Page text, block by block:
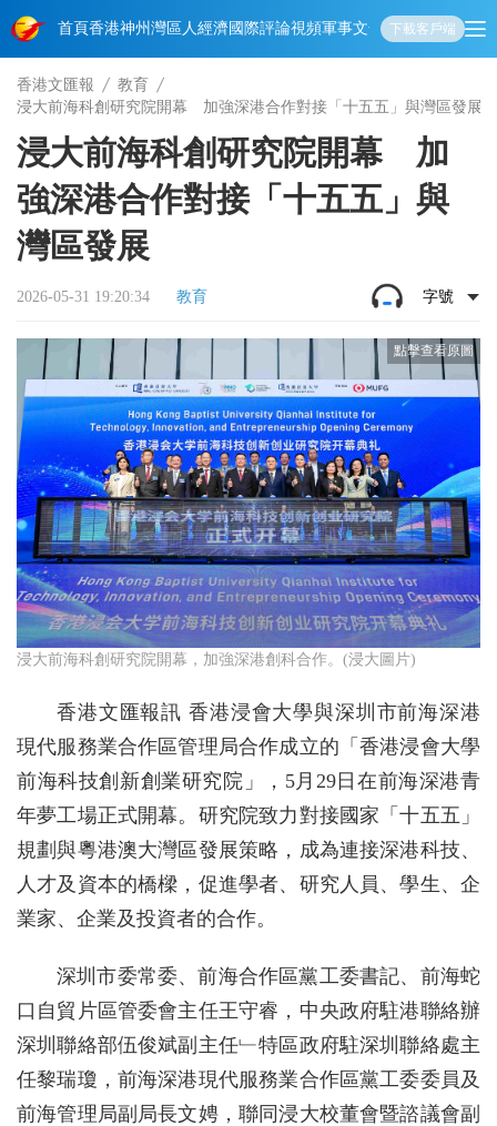
首頁香港神州 灣區人經濟國際評論視頻軍事文化 娛樂生活教育體
下載客戶端
香港文匯報
教育
浸大前海科創研究院開幕 加強深港合作對接「十五五」與灣區發展
浸大前海科創研究院開幕 加
強深港合作對接「十五五」與
灣區發展
2026-05-31 19:20:34 教育 字號
浸大前海科創研究院開幕，加強深港創科合作。(浸大圖片)
香港文匯報訊 香港浸會大學與深圳市前海深港
現代服務業合作區管理局合作成立的「香港浸會大學
前海科技創新創業研究院」，5月29日在前海深港青
年夢工場正式開幕。研究院致力對接國家「十五五」
規劃與粵港澳大灣區發展策略，成為連接深港科技、
人才及資本的橋樑，促進學者、研究人員、學生、企
業家、企業及投資者的合作。
深圳市委常委、前海合作區黨工委書記、前海蛇
口自貿片區管委會主任王守睿，中央政府駐港聯絡辦
深圳聯絡部伍俊斌副主任﹂特區政府駐深圳聯絡處主
任黎瑞瓊，前海深港現代服務業合作區黨工委委員及
前海管理局副局長文娉，聯同浸大校董會暨諮議會副